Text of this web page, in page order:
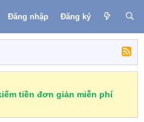
Đăng nhập Đăng ký
tiền đơn giản miễn phí